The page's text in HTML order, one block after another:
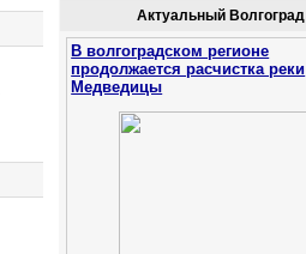
Актуальный Волгоград
В волгоградском регионе
продолжается расчистка реки
Медведицы